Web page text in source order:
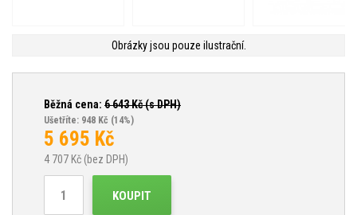
Obrázky jsou pouze ilustrační.
Běžná cena: 6 643Kč (s DPH)
Ušetříte: 948 Kč (14%)
5 695 Kč
4 707 Kč (bez DPH)
KOUPIT